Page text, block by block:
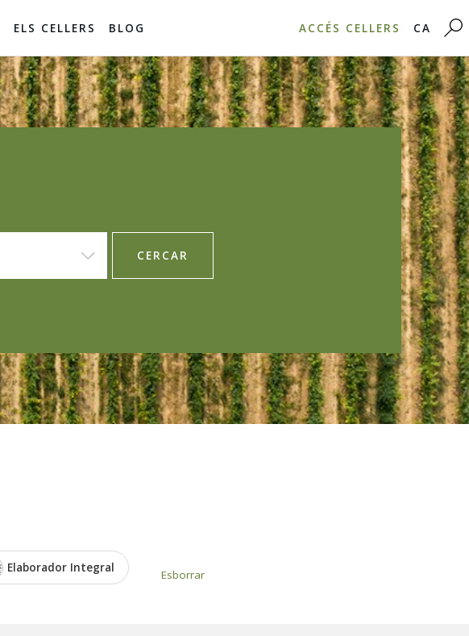
ELS CELLERS BLOG ACCÉS CELLERS CA
CERCAR
Elaborador Integral Esborrar